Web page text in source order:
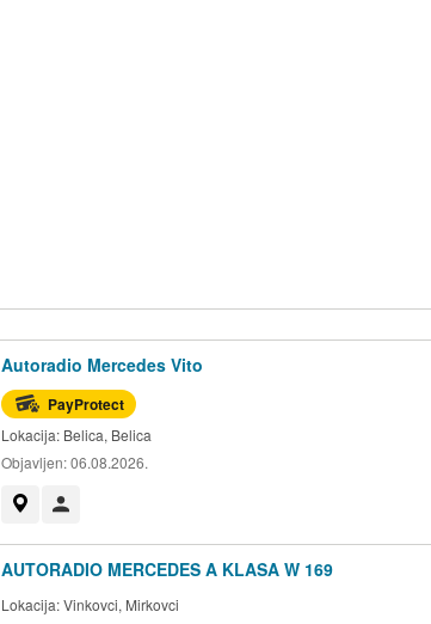
Autoradio Mercedes Vito
PayProtect
Lokacija: Belica, Belica
Objavljen:06.08.2026.
AUTORADIO MERCEDES A KLASA W 169
Lokacija:Vinkovci, Mirkovci